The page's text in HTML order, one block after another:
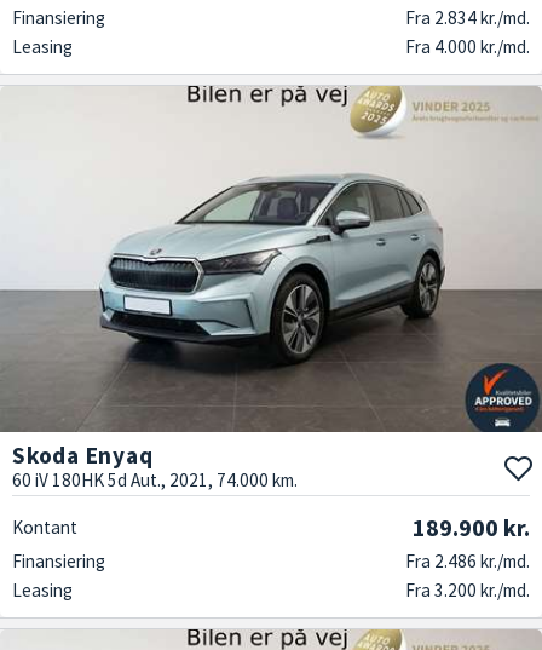
Finansiering
Fra 2.834 kr./md.
Leasing
Fra 4.000 kr./md.
Skoda Enyaq
60 iV 180HK 5d Aut., 2021, 74.000 km.
Kontant 189.900 kr.
Finansiering
Fra 2.486 kr./md.
Leasing
Fra 3.200 kr./md.